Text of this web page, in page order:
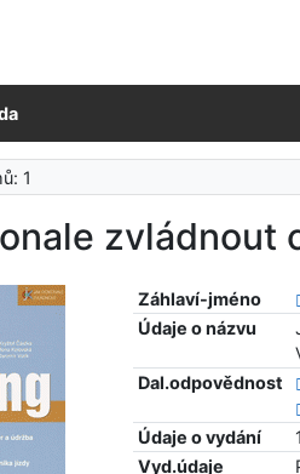
1
zvládnout
Záhlaví-jméno
Údaje o názvu
Dal.odpovědnost
Údaje o vydání
Vyd.údaje